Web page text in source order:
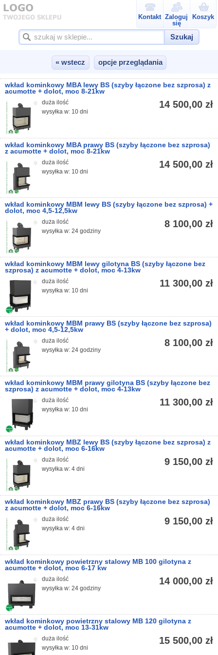
Kontakt Zaloguj
się
Koszyk
Szukaj
« wstecz opcje przeglądania
wkład kominkowy MBA lewy BS (szyby łączone bez szprosa) z
acumotte + dolot, moc 8-21kw
14 500,00 zł
duża ilość
wysyłka w: 10 dni
wkład kominkowy MBA prawy BS (szyby łączone bez szprosa)
z acumotte + dolot, moc 8-21kw
14 500,00 zł
duża ilość
wysyłka w: 10 dni
wkład kominkowy MBM lewy BS (szyby łączone bez szprosa) +
dolot, moc 4,5-12,5kw
8 100,00 zł
duża ilość
wysyłka w: 24 godziny
wkład kominkowy MBM lewy gilotyna BS (szyby łączone bez
szprosa) z acumotte + dolot, moc 4-13kw
11 300,00 zł
duża ilość
wysyłka w: 10 dni
wkład kominkowy MBM prawy BS (szyby łączone bez szprosa)
+ dolot, moc 4,5-12,5kw
8 100,00 zł
duża ilość
wysyłka w: 24 godziny
wkład kominkowy MBM prawy gilotyna BS (szyby łączone bez
szprosa) z acumotte + dolot, moc 4-13kw
11 300,00 zł
duża ilość
wysyłka w: 10 dni
wkład kominkowy MBZ lewy BS (szyby łączone bez szprosa) z
acumotte + dolot, moc 6-16kw
9 150,00 zł
duża ilość
wysyłka w: 4 dni
wkład kominkowy MBZ prawy BS (szyby łączone bez szprosa)
z acumotte + dolot, moc 6-16kw
9 150,00 zł
duża ilość
wysyłka w: 4 dni
wkład kominkowy powietrzny stalowy MB 100 gilotyna z
acumotte + dolot, moc 6-17 kw
14 000,00 zł
duża ilość
wysyłka w: 24 godziny
wkład kominkowy powietrzny stalowy MB 120 gilotyna z
acumotte + dolot, moc 13-31kw
15 500,00 zł
duża ilość
wysyłka w: 10 dni